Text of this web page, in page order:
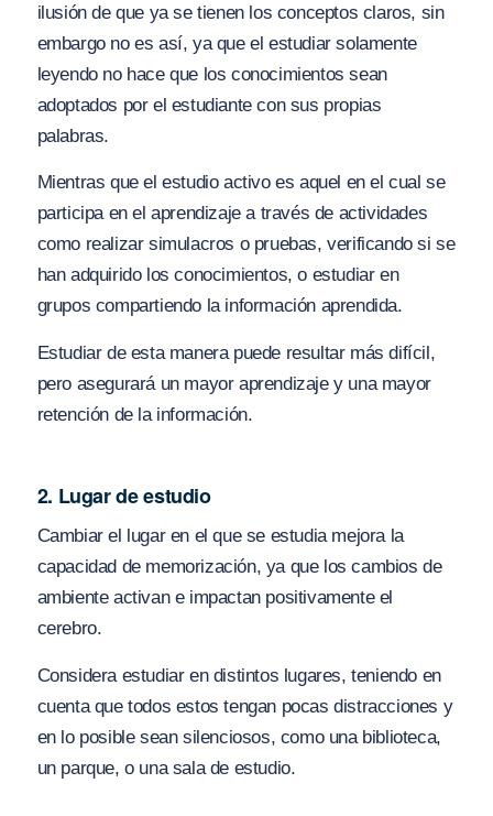
ilusión de que ya se tienen los conceptos claros, sin
embargo no es así, ya que el estudiar solamente
leyendo no hace que los conocimientos sean
adoptados por el estudiante con sus propias
palabras.
Mientras que el estudio activo es aquel en el cual se
participa en el aprendizaje a través de actividades
como realizar simulacros o pruebas, verificando si se
han adquirido los conocimientos, o estudiar en
grupos compartiendo la información aprendida.
Estudiar de esta manera puede resultar más difícil,
pero asegurará un mayor aprendizaje y una mayor
retención de la información.
2. Lugar de estudio
Cambiar el lugar en el que se estudia mejora la
capacidad de memorización, ya que los cambios de
ambiente activan e impactan positivamente el
cerebro.
Considera estudiar en distintos lugares, teniendo en
cuenta que todos estos tengan pocas distracciones y
en lo posible sean silenciosos, como una biblioteca,
un parque, o una sala de estudio.